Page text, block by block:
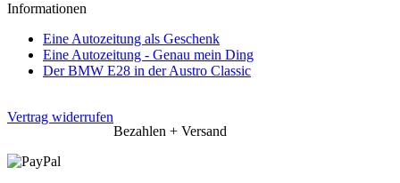
Informationen
Eine Autozeitung als Geschenk
Eine Autozeitung - Genau mein Ding
Der BMW E28 in der Austro Classic
Vertrag widerrufen
Bezahlen + Versand